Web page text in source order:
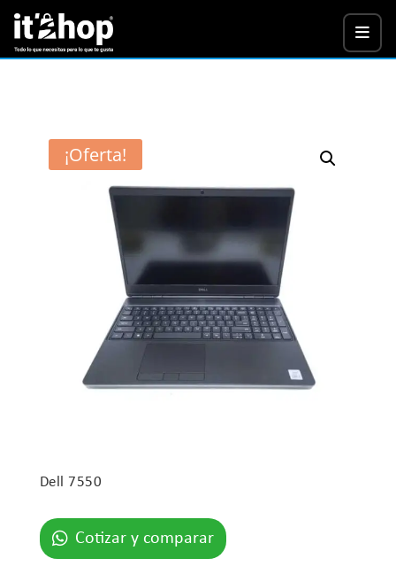
¡Oferta!
Dell 7550
Cotizar y comparar